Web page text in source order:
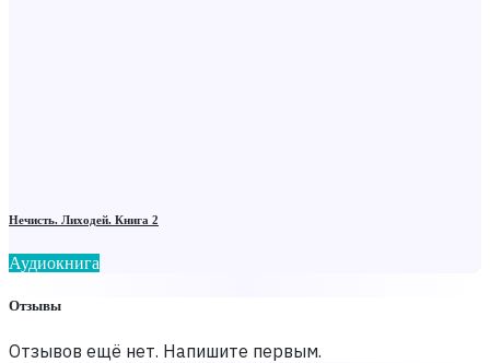
Нечисть. Лиходей. Книга 2
Аудиокнига
Отзывы
Отзывов ещё нет. Напишите первым.